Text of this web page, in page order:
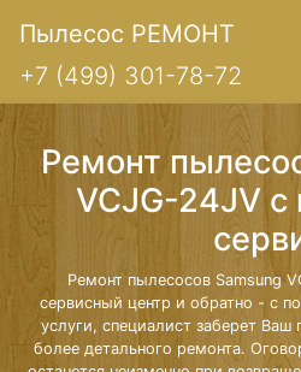
Пылесос РЕМОНТ
+7 (499) 301-78-72
Ремонт
VCJG-24JV с
Ремонт пылесосов Samsung
сервисный центр и обратно - с
услуги, специалист заберет
более детального ремонта.